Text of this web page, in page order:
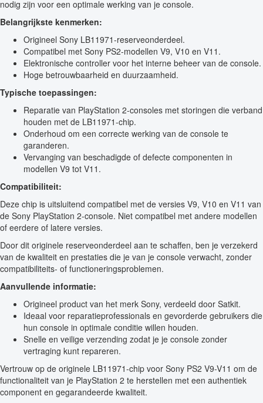
nodig zijn voor een optimale werking van je console.
Belangrijkste kenmerken:
Origineel Sony LB11971-reserveonderdeel.
Compatibel met Sony PS2-modellen V9, V10 en V11.
Elektronische controller voor het interne beheer van de console.
Hoge betrouwbaarheid en duurzaamheid.
Typische toepassingen:
Reparatie van PlayStation 2-consoles met storingen die verband
houden met de LB11971-chip.
Onderhoud om een correcte werking van de console te
garanderen.
Vervanging van beschadigde of defecte componenten in
modellen V9 tot V11.
Compatibiliteit:
Deze chip is uitsluitend compatibel met de versies V9, V10 en V11 van
de Sony PlayStation 2-console. Niet compatibel met andere modellen
of eerdere of latere versies.
Door dit originele reserveonderdeel aan te schaffen, ben je verzekerd
van de kwaliteit en prestaties die je van je console verwacht, zonder
compatibiliteits- of functioneringsproblemen.
Aanvullende informatie:
Origineel product van het merk Sony, verdeeld door Satkit.
Ideaal voor reparatieprofessionals en gevorderde gebruikers die
hun console in optimale conditie willen houden.
Snelle en veilige verzending zodat je je console zonder
vertraging kunt repareren.
Vertrouw op de originele LB11971-chip voor Sony PS2 V9-V11 om de
functionaliteit van je PlayStation 2 te herstellen met een authentiek
component en gegarandeerde kwaliteit.